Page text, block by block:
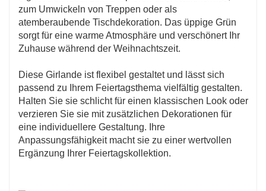
zum Umwickeln von Treppen oder als
atemberaubende Tischdekoration. Das üppige Grün
sorgt für eine warme Atmosphäre und verschönert Ihr
Zuhause während der Weihnachtszeit.
Diese Girlande ist flexibel gestaltet und lässt sich
passend zu Ihrem Feiertagsthema vielfältig gestalten.
Halten Sie sie schlicht für einen klassischen Look oder
verzieren Sie sie mit zusätzlichen Dekorationen für
eine individuellere Gestaltung. Ihre
Anpassungsfähigkeit macht sie zu einer wertvollen
Ergänzung Ihrer Feiertagskollektion.